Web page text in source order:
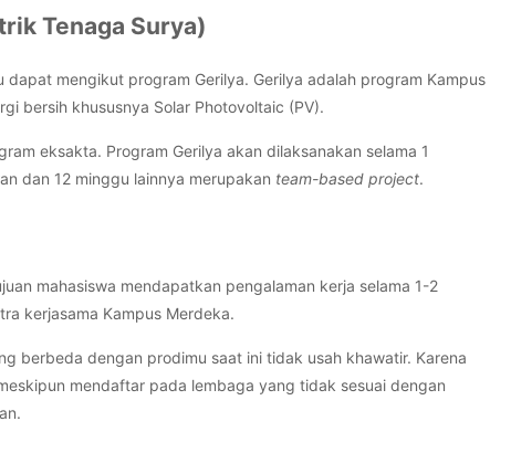
Tenaga Surya)
mengikut program Gerilya. Gerilya adalah program Kampus
bersih khususnya Solar Photovoltaic (PV).
eksakta. Program Gerilya akan dilaksanakan selama 1
dan 12 minggu lainnya merupakan team-based project.
mahasiswa mendapatkan pengalaman kerja selama 1-2
kerjasama Kampus Merdeka.
berbeda dengan prodimu saat ini tidak usah khawatir. Karena
mendaftar pada lembaga yang tidak sesuai dengan